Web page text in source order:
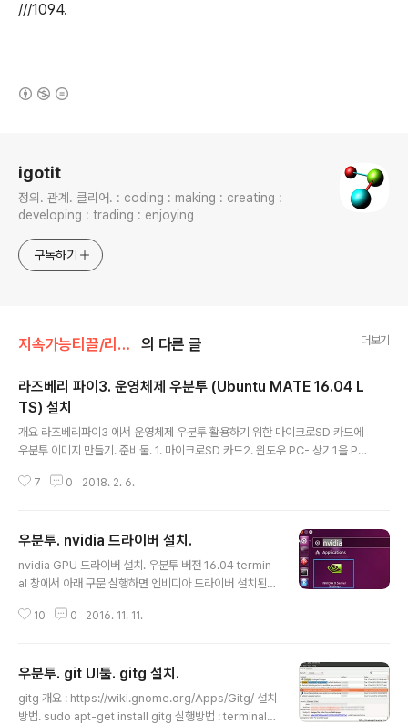
///1094.
igotit
정의. 관계. 클리어. : coding : making : creating :
developing : trading : enjoying
구독하기
지속가능티끌/리눅스.우분투. 의 다른 글 더보기
라즈베리 파이3. 운영체제 우분투 (Ubuntu MATE 16.04 L
TS) 설치
개요 라즈베리파이3 에서 운영체제 우분투 활용하기 위한 마이크로SD 카드에
우분투 이미지 만들기. 준비물. 1. 마이크로SD 카드2. 윈도우 PC- 상기1을 PC
파일 다운로드 : https://sourceforge.net/projects/win32diskimager/
드하기.다운로드 주소 : https://ubuntu-mate.org/download/ 에서 "Ubu
ntu MATE 16.04 LTS" 클릭하면 Architecture 를 선택하라고 나온다. 여기
서 ..
7 0 2018. 2. 6.
우분투. nvidia 드라이버 설치.
nvidia GPU 드라이버 설치. 우분투 버전 16.04 termin
al 창에서 아래 구문 실행하면 엔비디아 드라이버 설치된
ory ppa:graphics-drivers/ppa sudo apt-get upd
드라이버 이름을 기록해야한다. 예. Geforce GTX260
인 경우 nvidia-340. GTX970 인 경우 nvidia-367 등.
엔비디아 그래픽카드별 드라이버 종류 확인 방법. http://
10 0 2016. 11. 11.
우분투. git UI툴. gitg 설치.
gitg 개요 : https://wiki.gnome.org/Apps/Gitg/ 설치
방법. sudo apt-get install gitg 실행방법 : terminal